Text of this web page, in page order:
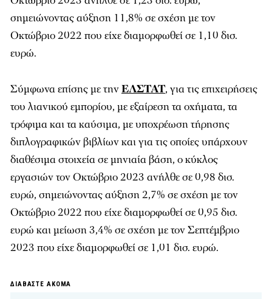
σημειώνοντας αύξηση 11,8% σε σχέση με τον
Οκτώβριο 2022 που είχε διαμορφωθεί σε 1,10 δισ.
ευρώ.
Σύμφωνα επίσης με τηνΕΛΣΤΑΤ, για τις επιχειρήσεις
του λιανικού εμπορίου, με εξαίρεση τα οχήματα, τα
τρόφιμα και τα καύσιμα, με υποχρέωση τήρησης
διπλογραφικών βιβλίων και για τις οποίες υπάρχουν
διαθέσιμα στοιχεία σε μηνιαία βάση, ο κύκλος
εργασιών τον Οκτώβριο 2023 ανήλθε σε 0,98 δισ.
ευρώ, σημειώνοντας αύξηση 2,7% σε σχέση με τον
Οκτώβριο 2022 που είχε διαμορφωθεί σε 0,95 δισ.
ευρώ και μείωση 3,4% σε σχέση με τον Σεπτέμβριο
2023 που είχε διαμορφωθεί σε 1,01 δισ. ευρώ.
ΔΙΑΒΑΣΤΕ ΑΚΟΜΑ